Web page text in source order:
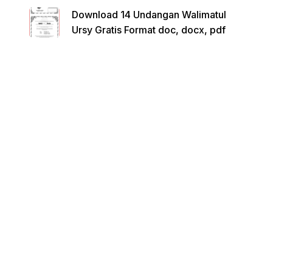
Download 14 Undangan Walimatul
Ursy Gratis Format doc, docx, pdf